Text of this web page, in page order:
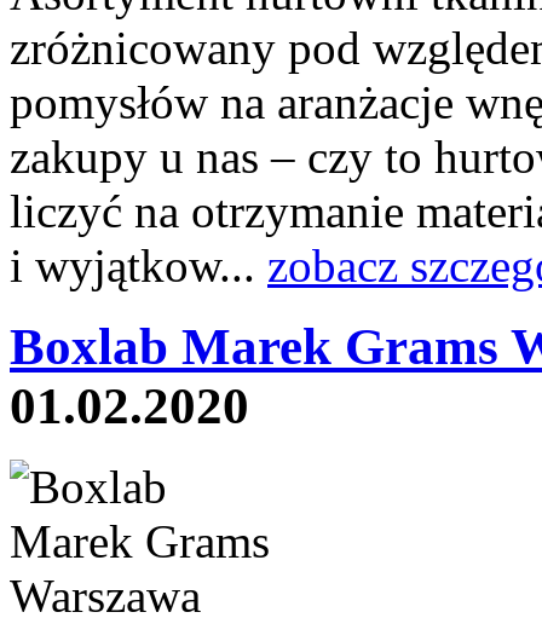
zróżnicowany pod
pomysłów na aranżacje
zakupy u nas – czy to
liczyć na otrzymanie
i wyjątkow... zobacz
Boxlab Marek Grams
01.02.2020